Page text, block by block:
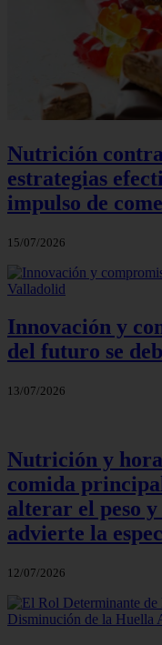
Nutrición
estrategias
impulso de
15/07/2026
Innovación y
del futuro se
13/07/2026
Nutrición y
comida
alterar el peso
advierte la
12/07/2026